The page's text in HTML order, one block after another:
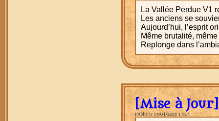
La Vallée Perdue V1
Les anciens se
Aujourd’hui, l’esprit
Même brutalité,
Replonge dans
[Mise à
Publié le 05/04/2025 17:27